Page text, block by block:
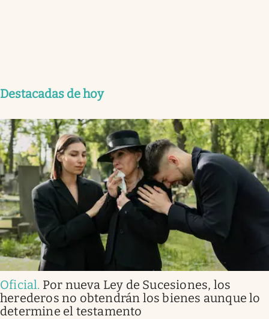
Destacadas de hoy
Oficial. Por nueva Ley de Sucesiones, los
herederos no obtendrán los bienes aunque lo
determine el testamento